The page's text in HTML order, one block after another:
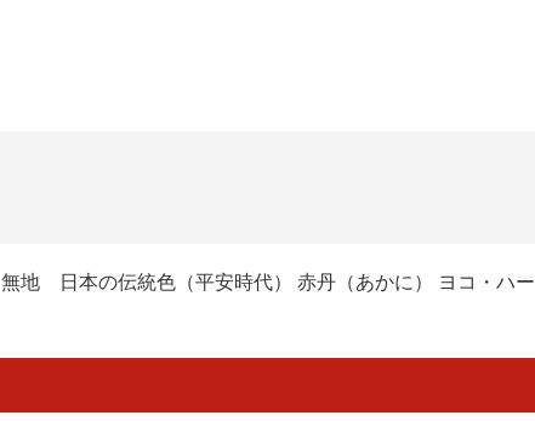
無地 日本の伝統色（平安時代） 赤丹（あかに） ヨコ・ハ